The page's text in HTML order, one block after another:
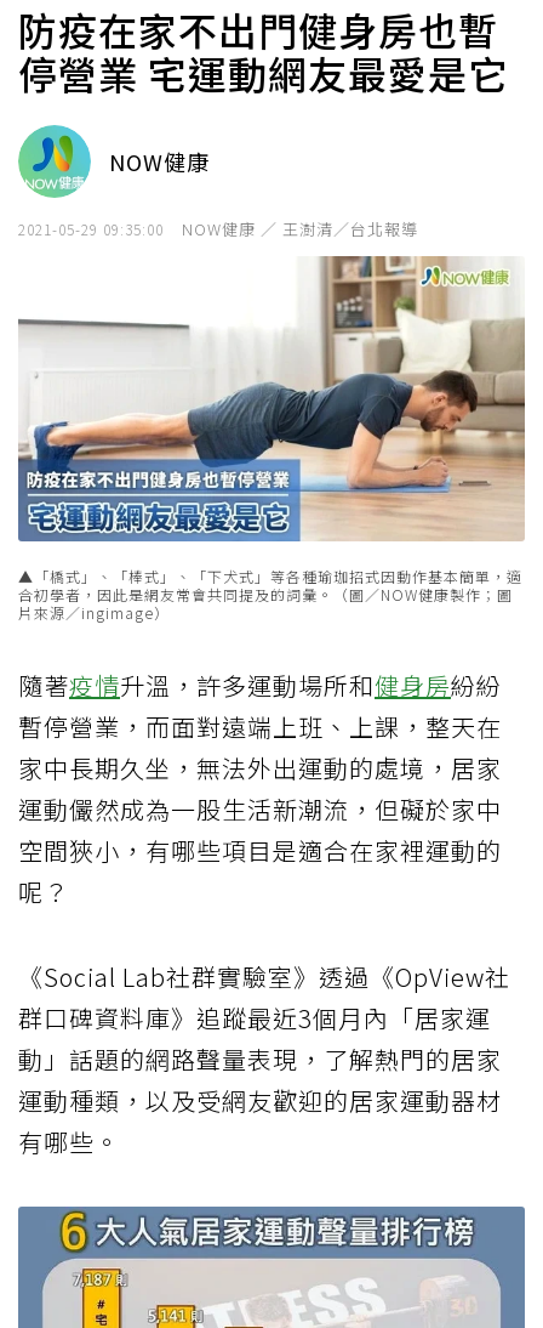
防疫在家不出門健身房也暫
停營業 宅運動網友最愛是它
NOW健康
2021-05-29 09:35:00 NOW健康 ／ 王澍清／台北報導
▲「橋式」、「棒式」、「下犬式」等各種瑜珈招式因動作基本簡單，適
合初學者，因此是網友常會共同提及的詞彙。（圖／NOW健康製作；圖
片來源／ingimage）
隨著疫情升溫，許多運動場所和健身房紛紛
暫停營業，而面對遠端上班、上課，整天在
家中長期久坐，無法外出運動的處境，居家
運動儼然成為一股生活新潮流，但礙於家中
空間狹小，有哪些項目是適合在家裡運動的
呢？
《Social Lab社群實驗室》透過《OpView社
群口碑資料庫》追蹤最近3個月內「居家運
動」話題的網路聲量表現，了解熱門的居家
運動種類，以及受網友歡迎的居家運動器材
有哪些。